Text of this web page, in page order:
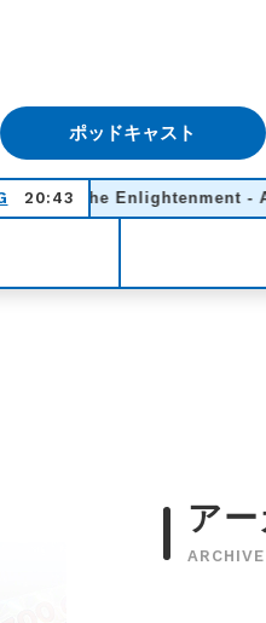
ポッドキャスト
20:43
The Enlightenment - AK-69
ア
ARCHIVE